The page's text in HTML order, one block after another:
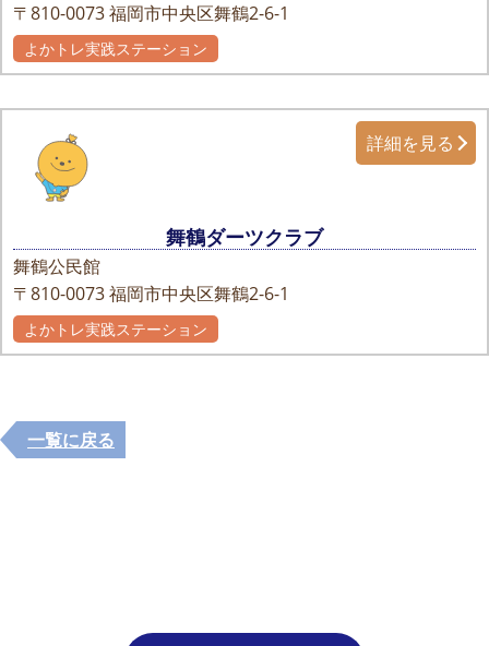
〒810-0073福岡市中央区舞鶴2-6-1
よかトレ実践ステーション
舞鶴ダーツクラブ
舞鶴公民館
〒810-0073福岡市中央区舞鶴2-6-1
詳細を見る
よかトレ実践ステーション
一覧に戻る